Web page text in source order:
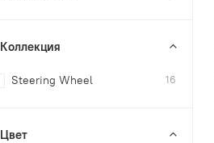
Коллекция
Steering Wheel 16
Цвет